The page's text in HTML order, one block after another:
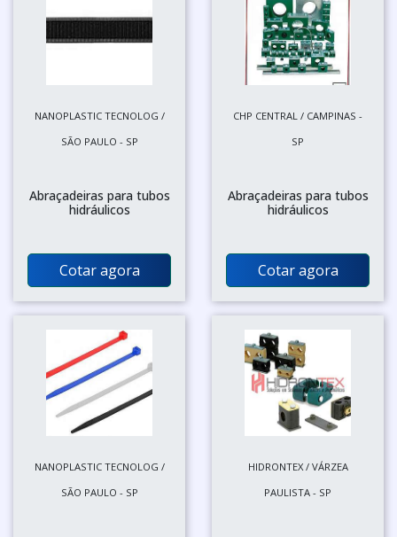
NANOPLASTIC TECNOLOG /
SÃO PAULO - SP
Abraçadeiras para tubos
hidráulicos
Cotar agora
CHP CENTRAL / CAMPINAS -
SP
Abraçadeiras para tubos
hidráulicos
Cotar agora
NANOPLASTIC TECNOLOG /
SÃO PAULO - SP
HIDRONTEX / VÁRZEA
PAULISTA - SP